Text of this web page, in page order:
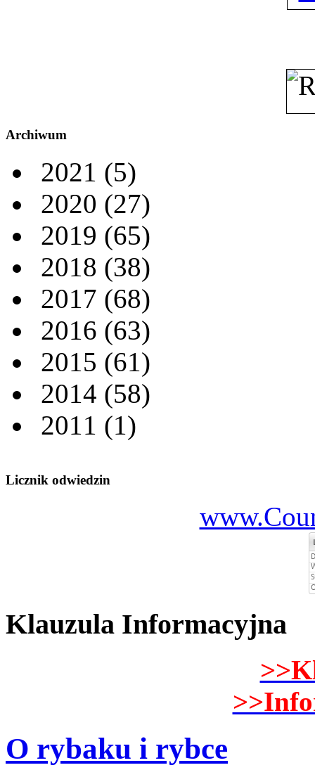
Archiwum
2021 (5)
2020 (27)
2019 (65)
2018 (38)
2017 (68)
2016 (63)
2015 (61)
2014 (58)
2011 (1)
Licznik odwiedzin
Klauzula Informacyjna
O rybaku i rybce